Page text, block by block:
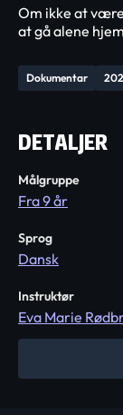
Dokumentar
Om ikke at
at gå alene
DETALJER
Målgruppe
Fra 9 år
Sprog
Dansk
Instruktør
Eva Marie